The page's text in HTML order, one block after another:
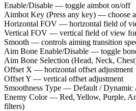
Enable/Disable — toggle aimbot on/off
Aimbot Key (Press any key) — choose
Horizontal FOV — horizontal field of
Vertical FOV — vertical field of view
Smooth — controls aiming transition
Aim Bone Enable/Disable — toggle
Aim Bone Selection (Head, Neck,
Offset X — horizontal offset adjustment
Offset Y — vertical offset adjustment
Smoothness Type — Default / Dynamic
Enemy Color — Red, Yellow, Purple,
filters)